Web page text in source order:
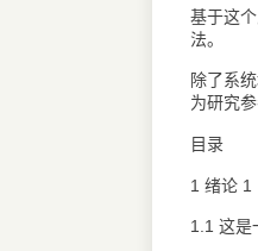
基于这
法。
除了系
为研究参
目录
1 绪论 1
1.1 这是